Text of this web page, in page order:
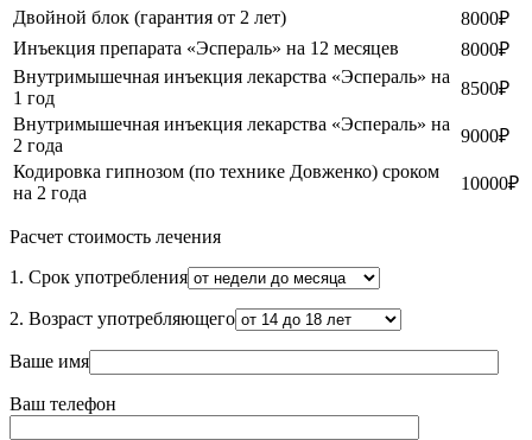
Двойной блок (гарантия от 2 лет)
8000₽
Инъекция препарата «Эспераль» на 12 месяцев
8000₽
Внутримышечная инъекция лекарства «Эспераль» на
1 год
8500₽
Внутримышечная инъекция лекарства «Эспераль» на
2 года
9000₽
Кодировка гипнозом (по технике Довженко) сроком
на 2 года
10000₽
Расчет стоимость лечения
1. Срок употребления
2. Возраст употребляющего
Ваше имя
Ваш телефон